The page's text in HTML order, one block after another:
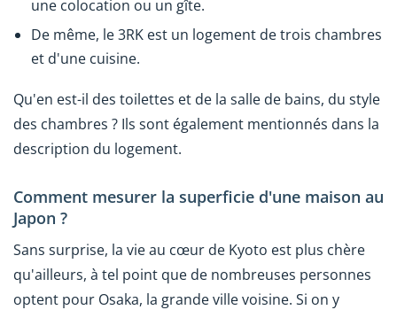
une colocation ou un gîte.
De même, le 3RK est un logement de trois chambres
et d'une cuisine.
Qu'en est-il des toilettes et de la salle de bains, du style
des chambres ? Ils sont également mentionnés dans la
description du logement.
Comment mesurer la superficie d'une maison au
Japon ?
Sans surprise, la vie au cœur de Kyoto est plus chère
qu'ailleurs, à tel point que de nombreuses personnes
optent pour Osaka, la grande ville voisine. Si on y